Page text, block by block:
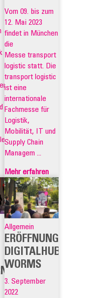
Vom 09. bis zum
12. Mai 2023
findet in München
die
Messe transport
logistic statt. Die
transport logistic
ist eine
internationale
Fachmesse für
Logistik,
Mobilität, IT und
Supply Chain
Managem ...
Mehr erfahren
Allgemein
ERÖFFNUNG
DIGITALHUB
WORMS
3. September
2022